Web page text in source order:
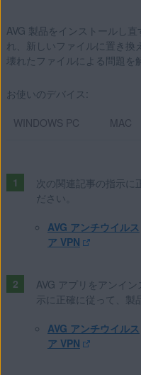
製品:
Microsoft Windows 11
32 / 64 ビット
Microsoft Windows 8.1 /
Microsoft Windows 7
Professional /
Apple macOS 11.x（Big
Apple macOS 10.15.x（
Apple macOS 10.14.x（
Apple macOS 10.13.x（
AVG 製品をインストールし
れ、新しいファイルに置き換
壊れたファイルによる問題を
お使いのデバイス:
WINDOWS PC MAC
次の関連記事の指示に
ださい。
AVG アンチウイルス
ア VPN
AVG アプリをアンイ
示に正確に従って、製
AVG アンチウイルス
ア VPN